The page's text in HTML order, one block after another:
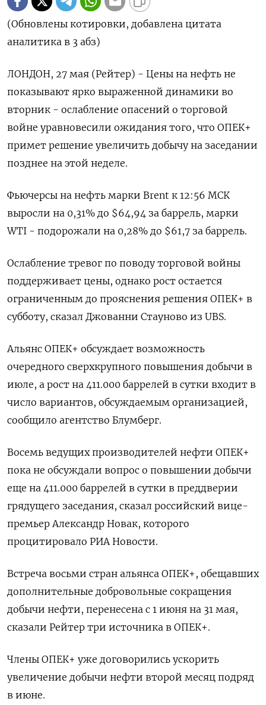
(Обновлены котировки, добавлена цитата
аналитика в 3 абз)
ЛОНДОН, 27 мая (Рейтер) - Цены на нефть не
показывают ярко выраженной динамики во
вторник - ослабление опасений о торговой
войне уравновесили ожидания того, что ОПЕК+
примет решение увеличить добычу на заседании
позднее на этой неделе.
Фьючерсы на нефть марки Brent к 12:56 МСК
выросли на 0,31% до $64,94 за баррель, марки
WTI - подорожали на 0,28% до $61,7 за баррель.
Ослабление тревог по поводу торговой войны
поддерживает цены, однако рост остается
ограниченным до прояснения решения ОПЕК+ в
субботу, сказал Джованни Стауново из UBS.
Альянс ОПЕК+ обсуждает возможность
очередного сверхкрупного повышения добычи в
июле, а рост на 411.000 баррелей в сутки входит в
число вариантов, обсуждаемым организацией,
сообщило агентство Блумберг.
Восемь ведущих производителей нефти ОПЕК+
пока не обсуждали вопрос о повышении добычи
еще на 411.000 баррелей в сутки в преддверии
грядущего заседания, сказал российский вице-
премьер Александр Новак, которого
процитировало РИА Новости.
Встреча восьми стран альянса ОПЕК+, обещавших
дополнительные добровольные сокращения
добычи нефти, перенесена с 1 июня на 31 мая,
сказали Рейтер три источника в ОПЕК+.
Члены ОПЕК+ уже договорились ускорить
увеличение добычи нефти второй месяц подряд
в июне.